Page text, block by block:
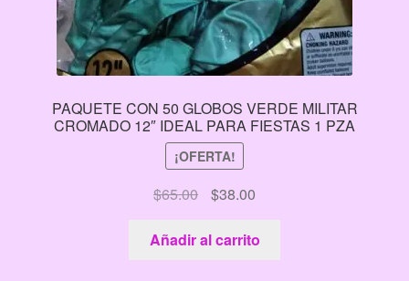
PAQUETE CON 50 GLOBOS VERDE MILITAR
CROMADO 12″ IDEAL PARA FIESTAS 1 PZA
¡OFERTA!
$65.00
El
precio
original
era:
$38.00El
precio
actual
es:
Añadir al carrito